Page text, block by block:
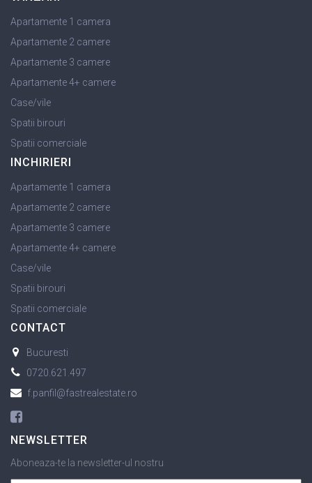
Apartamente 1 camera
Apartamente 2 camere
Apartamente 3 camere
Apartamente 4+ camere
Case/vile
Spatii birouri
Spatii comerciale
INCHIRIERI
Apartamente 1 camera
Apartamente 2 camere
Apartamente 3 camere
Apartamente 4+ camere
Case/vile
Spatii birouri
Spatii comerciale
CONTACT
Bucuresti
0720.621.497
f.panfil@fastrealestate.ro
NEWSLETTER
Aboneaza-te la newsletter-ul nostru